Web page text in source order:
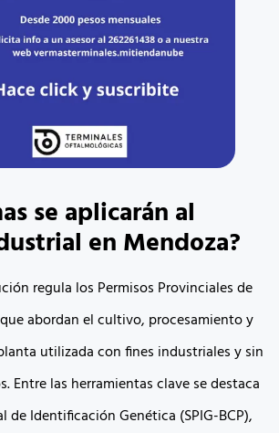
se aplicarán al
en Mendoza?
regula los Permisos Provinciales de
abordan el cultivo, procesamiento y
utilizada con fines industriales y sin
Entre las herramientas clave se destaca
de Identificación Genética (SPIG-BCP),